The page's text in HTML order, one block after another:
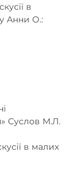
в
Анни О.:
Суслов М.Л.
в малих